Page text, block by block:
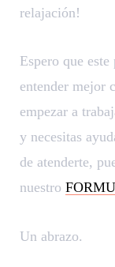
relajación!
Espero que
entender mejor
empezar a
y necesitas
de atenderte,
nuestro
Un abrazo.